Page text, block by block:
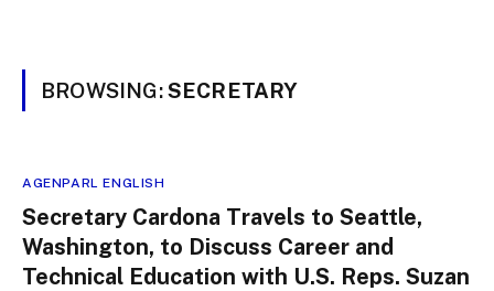
BROWSING:SECRETARY
AGENPARL ENGLISH
Secretary Cardona Travels to Seattle,
Washington, to Discuss Career and
Technical Education with U.S. Reps. Suzan